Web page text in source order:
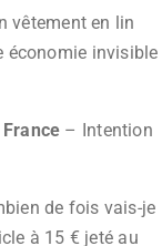
vêtement en lin
économie invisible
– Intention
de fois vais-je
à 15 € jeté au